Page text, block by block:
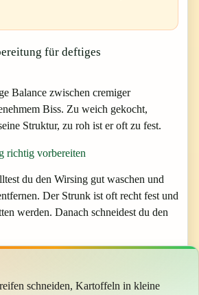
für deftiges
Balance zwischen cremiger
Biss. Zu weich gekocht,
Struktur, zu roh ist er oft zu fest.
richtig vorbereiten
du den Wirsing gut waschen und
Der Strunk ist oft recht fest und
werden. Danach schneidest du den
schneiden, Kartoffeln in kleine